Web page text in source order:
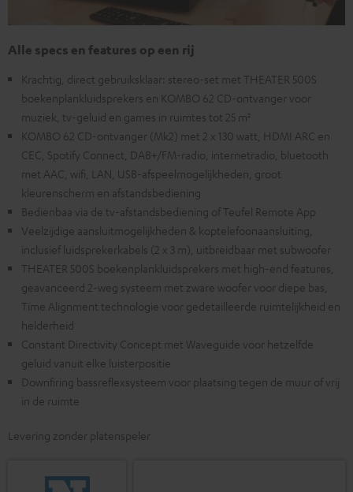
Alle specs en features op een rij
Krachtig, direct gebruiksklaar: stereo-set met THEATER 500S
boekenplankluidsprekers en KOMBO 62 CD-ontvanger voor
muziek, tv-geluid en games in ruimtes tot 25 m²
KOMBO 62 CD-ontvanger (Mk2) met 2 x 130 watt, HDMI ARC en
CEC, Spotify Connect, DAB+/FM-radio, internetradio, bluetooth
met AAC, wifi, LAN, USB-afspeelmogelijkheden, groot
kleurenscherm en afstandsbediening
Bedienbaa via de tv-afstandsbediening of Teufel Remote App
Veelzijdige aansluitmogelijkheden & koptelefoonaansluiting,
inclusief luidsprekerkabels (2 x 3 m), uitbreidbaar met subwoofer
THEATER 500S boekenplankluidsprekers met high-end features,
geavanceerd 2-weg systeem met zware woofer voor diepe bas,
Time Alignment technologie voor gedetailleerde ruimtelijkheid en
helderheid
Constant Directivity Concept met Waveguide voor hetzelfde
geluid vanuit elke luisterpositie
Downfiring bassreflexsysteem voor plaatsing tegen de muur of vrij
in de ruimte
Levering zonder platenspeler